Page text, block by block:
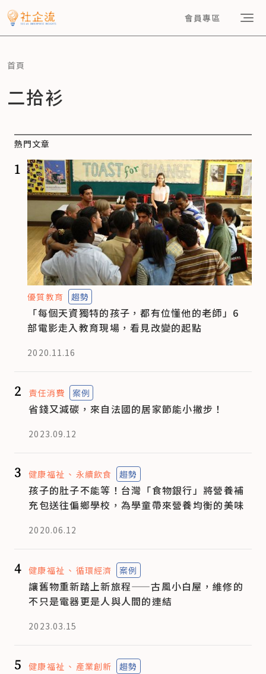
會員專區
首頁
二拾衫
熱門文章
1
優質教育 趨勢
「每個天資獨特的孩子，都有位懂他的老師」6
部電影走入教育現場，看見改變的起點
2020.11.16
2 責任消費 案例
省錢又減碳，來自法國的居家節能小撇步！
2023.09.12
3 健康福祉 永續飲食 趨勢
孩子的肚子不能等！台灣「食物銀行」將營養補
充包送往偏鄉學校，為學童帶來營養均衡的美味
2020.06.12
4 健康福祉 循環經濟 案例
讓舊物重新踏上新旅程——古風小白屋，維修的
不只是電器更是人與人間的連結
2023.03.15
5 健康福祉 產業創新 趨勢